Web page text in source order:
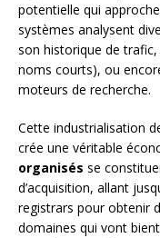
potentielle qui
systèmes analysent
son historique de
noms courts), ou
moteurs de recherche.
Cette industrialisation
crée une véritable
organisés se
d’acquisition, allant
registrars pour obtenir
domaines qui vont